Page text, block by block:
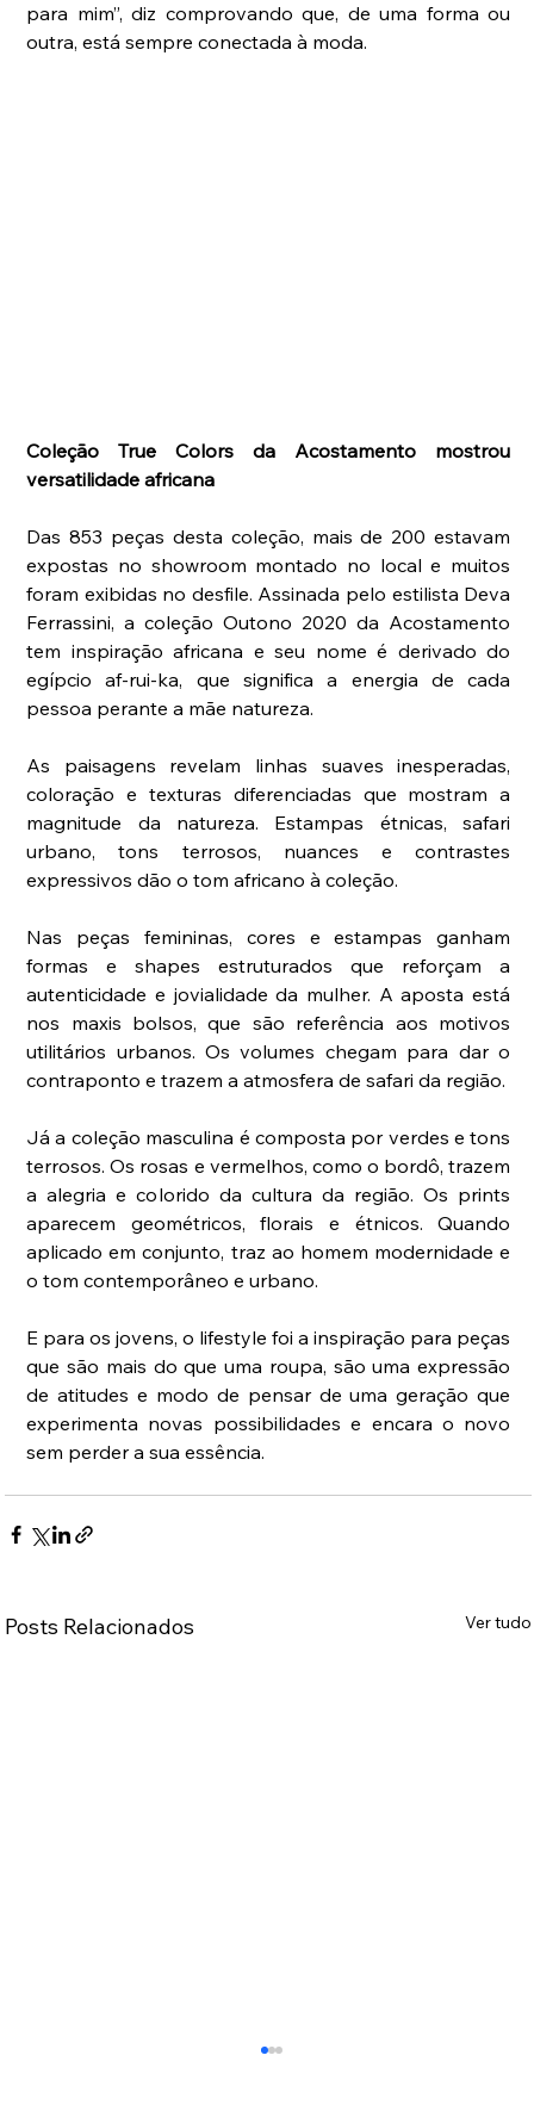
para mim”, diz comprovando que, de uma forma ou
outra, está sempre conectada à moda.
Coleção True Colors da Acostamento mostrou
versatilidade africana
Das 853 peças desta coleção, mais de 200 estavam
expostas no showroom montado no local e muitos
foram exibidas no desfile. Assinada pelo estilista Deva
Ferrassini, a coleção Outono 2020 da Acostamento
tem inspiração africana e seu nome é derivado do
egípcio af-rui-ka, que significa a energia de cada
pessoa perante a mãe natureza.
As paisagens revelam linhas suaves inesperadas,
coloração e texturas diferenciadas que mostram a
magnitude da natureza. Estampas étnicas, safari
urbano, tons terrosos, nuances e contrastes
expressivos dão o tom africano à coleção.
Nas peças femininas, cores e estampas ganham
formas e shapes estruturados que reforçam a
autenticidade e jovialidade da mulher. A aposta está
nos maxis bolsos, que são referência aos motivos
utilitários urbanos. Os volumes chegam para dar o
Já a coleção masculina é composta por verdes e tons
terrosos. Os rosas e vermelhos, como o bordô, trazem
a alegria e colorido da cultura da região. Os prints
aparecem geométricos, florais e étnicos. Quando
aplicado em conjunto, traz ao homem modernidade e
o tom contemporâneo e urbano.
E para os jovens, o lifestyle foi a inspiração para peças
que são mais do que uma roupa, são uma expressão
de atitudes e modo de pensar de uma geração que
experimenta novas possibilidades e encara o novo
sem perder a sua essência.
Posts Relacionados Ver tudo